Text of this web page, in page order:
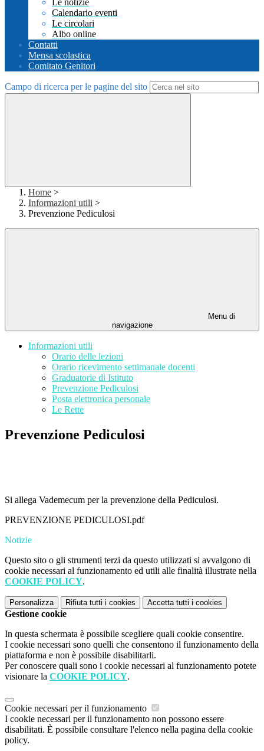
Le notizie
Calendario eventi
Le circolari
Albo online
Contatti
Mensa scolastica
Comitato Genitori
Campo di ricerca per le pagine del sito
Home >
Informazioni utili >
Prevenzione Pediculosi
Menu di
navigazione
Informazioni utili
Orario delle lezioni
Orario ricevimento settimanale docenti
Graduatorie di Istituto
Prevenzione Pediculosi
Posta elettronica personale
Le Rette
Prevenzione Pediculosi
Si allega Vademecum per la prevenzione della Pediculosi.
PREVENZIONE PEDICULOSI.pdf
Notizie
Questo sito o gli strumenti terzi da questo utilizzati si avvalgono di
cookie necessari al funzionamento ed utili alle finalità illustrate nella
COOKIE POLICY.
Personalizza Rifiuta tutti i cookies Accetta tutti i cookies
Gestione cookie
In questa schermata è possibile scegliere quali cookie consentire.
I cookie necessari sono quelli che consentono il funzionamento della
piattaforma e non è possibile disabilitarli.
Per conoscere quali sono i cookie necessari al funzionamento potete
visionare la COOKIE POLICY.
Cookie necessari per il funzionamento
I cookie necessari per il funzionamento non possono essere
disabilitati. È possibile consultare l'elenco nella pagina della cookie
policy.